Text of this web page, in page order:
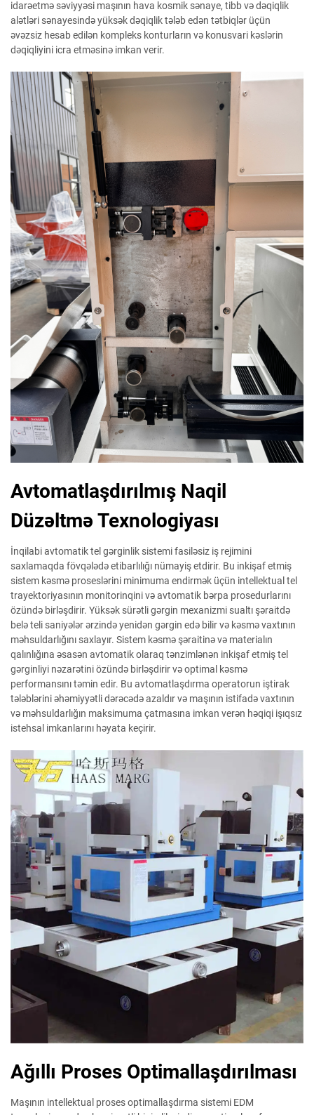
idarəetmə səviyyəsi maşının hava kosmik sənaye, tibb və dəqiqlik
alətləri sənayesində yüksək dəqiqlik tələb edən tətbiqlər üçün
əvəzsiz hesab edilən kompleks konturların və konusvari kəslərin
dəqiqliyini icra etməsinə imkan verir.
Avtomatlaşdırılmış Naqil
Düzəltmə Texnologiyası
İnqilabi avtomatik tel gərginlik sistemi fasiləsiz iş rejimini
saxlamaqda fövqələdə etibarlılığı nümayiş etdirir. Bu inkişaf etmiş
sistem kəsmə proseslərini minimuma endirmək üçün intellektual tel
trayektoriyasının monitorinqini və avtomatik bərpa prosedurlarını
özündə birləşdirir. Yüksək sürətli gərgin mexanizmi sualtı şəraitdə
belə teli saniyələr ərzində yenidən gərgin edə bilir və kəsmə vaxtının
məhsuldarlığını saxlayır. Sistem kəsmə şəraitinə və materialın
qalınlığına əsasən avtomatik olaraq tənzimlənən inkişaf etmiş tel
gərginliyi nəzarətini özündə birləşdirir və optimal kəsmə
performansını təmin edir. Bu avtomatlaşdırma operatorun iştirak
tələblərini əhəmiyyətli dərəcədə azaldır və maşının istifadə vaxtının
və məhsuldarlığın maksimuma çatmasına imkan verən həqiqi işıqsız
istehsal imkanlarını həyata keçirir.
Ağıllı Proses Optimallaşdırılması
Maşının intellektual proses optimallaşdırma sistemi EDM